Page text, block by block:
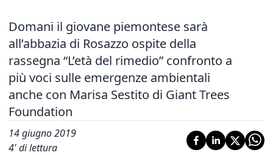
Domani il giovane piemontese sarà
all’abbazia di Rosazzo ospite della
rassegna “L’età del rimedio” confronto a
più voci sulle emergenze ambientali
anche con Marisa Sestito di Giant Trees
Foundation
14 giugno 2019
4' di lettura